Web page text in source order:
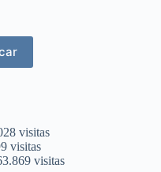
visitas
visitas
visitas